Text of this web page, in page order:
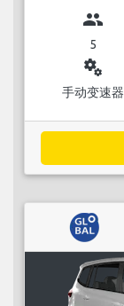
group
5
miscellaneous_services
手动变速器